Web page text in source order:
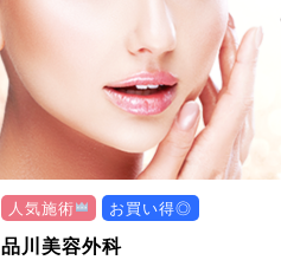
人気施術 お買い得◎
品川美容外科